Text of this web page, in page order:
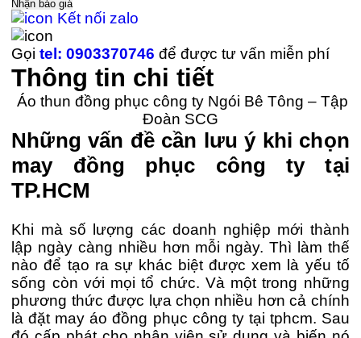
Nhận báo giá
Kết nối zalo
Gọitel: 0903370746 để được tư vấn miễn phí
Thông tin chi tiết
Áo thun đồng phục công ty Ngói Bê Tông – Tập
Đoàn SCG
Những vấn đề cần lưu ý khi chọn
may đồng phục công ty tại
TP.HCM
Khi mà số lượng các doanh nghiệp mới thành
lập ngày càng nhiều hơn mỗi ngày. Thì làm thế
nào để tạo ra sự khác biệt được xem là yếu tố
sống còn với mọi tổ chức. Và một trong những
phương thức được lựa chọn nhiều hơn cả chính
là đặt may áo đồng phục công ty tại tphcm. Sau